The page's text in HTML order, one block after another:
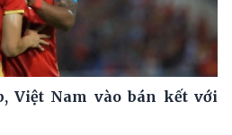
Việt Nam vào bán kết với